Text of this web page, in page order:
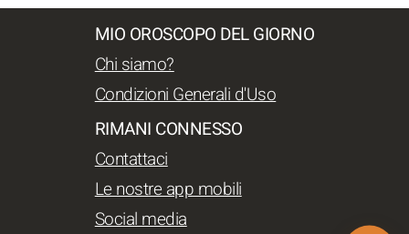
MIO OROSCOPO DEL GIORNO
Chi siamo?
Condizioni Generali d'Uso
RIMANI CONNESSO
Contattaci
Le nostre app mobili
Social media